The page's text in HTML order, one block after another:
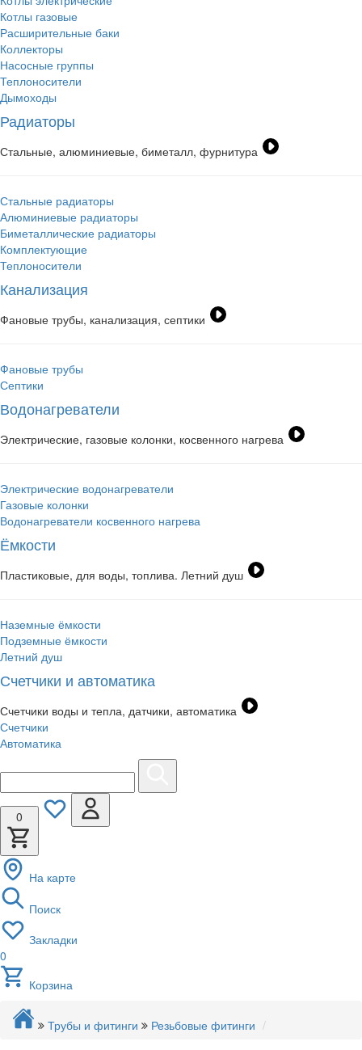
Котлы газовые
Расширительные баки
Коллекторы
Насосные группы
Теплоносители
Дымоходы
Радиаторы
Стальные, алюминиевые, биметалл, фурнитура
Стальные радиаторы
Алюминиевые радиаторы
Биметаллические радиаторы
Комплектующие
Теплоносители
Канализация
Фановые трубы, канализация, септики
Фановые трубы
Септики
Водонагреватели
Электрические, газовые колонки, косвенного нагрева
Электрические водонагреватели
Газовые колонки
Водонагреватели косвенного нагрева
Ёмкости
Пластиковые, для воды, топлива. Летний душ
Наземные ёмкости
Подземные ёмкости
Летний душ
Счетчики и автоматика
Счетчики воды и тепла, датчики, автоматика
Счетчики
Автоматика
0
На карте
Поиск
Закладки
0
Корзина
Трубы и фитинги Резьбовые фитинги